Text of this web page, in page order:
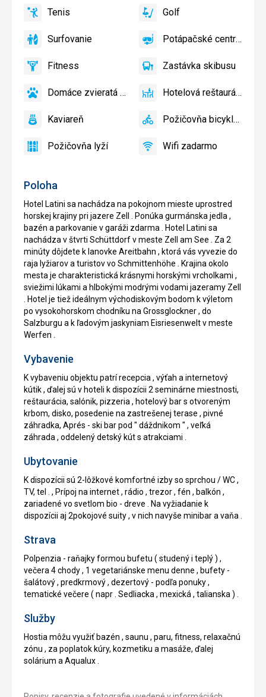
Poloha
Hotel Latini sa nachádza na pokojnom mieste uprostred
horskej krajiny pri jazere Zell . Ponúka gurmánska jedla ,
bazén a parkovanie v garáži zdarma . Hotel Latini sa
nachádza v štvrti Schüttdorf v meste Zell am See . Za 2
minúty dôjdete k lanovke Areitbahn , ktorá vás vyvezie do
raja lyžiarov a turistov vo Schmittenhöhe . Krajina okolo
mesta je charakteristická krásnymi horskými vrcholkami ,
sviežimi lúkami a hlbokými modrými vodami jazeramy Zell
. Hotel je tiež ideálnym východiskovým bodom k výletom
po vysokohorskom chodníku na Grossglockner , do
Salzburgu a k ľadovým jaskyniam Eisriesenwelt v meste
Werfen .
Vybavenie
K vybaveniu objektu patrí recepcia , výťah a internetový
kútik , ďalej sú v hoteli k dispozícii 2 seminárne miestnosti,
reštaurácia, salónik, pizzeria , hotelový bar s otvoreným
krbom, disko, posedenie na zastrešenej terase , pivné
záhradka, Aprés - ski bar pod " dáždnikom " , veľká
záhrada , oddelený detský kút s atrakciami .
Ubytovanie
K dispozícii sú 2-lôžkové komfortné izby so sprchou / WC ,
TV, tel . , Prípoj na internet , rádio , trezor , fén , balkón ,
zariadené vo svetlom bio - dreve . Na vyžiadanie k
dispozícii aj 2pokojové suity , v nich navyše minibar a vaňa .
Strava
Polpenzia - raňajky formou bufetu ( studený i teplý ) ,
večera 4 chody , 1 vegetariánske menu denne , bufety -
šalátový , predkrmový , dezertový - podľa ponuky ,
tematické večere ( napr . Sedliacka , mexická , talianska ) .
Služby
Hostia môžu využiť bazén , saunu , paru, fitness, relaxačnú
zónu , za poplatok kúry, kozmetiku a masáže, ďalej
solárium a Aqualux .
bazéne
Detské
TenisTenis
áno Golf Golf
áno
Surfovanie
Surfovanie
áno
Potápačské
Potápačské centrum
áno
FitnessFitness
áno
ZastávkaZastávka skibusu
áno
Domáce
povolené
Domáce zvieratá povolené
áno
HotelováHotelová reštaurácia
áno
KaviareňKaviareň
áno
Požičovňa
Požičovňa bicyklov
áno
Požičovňa
Požičovňa lyží
áno
Wifi
Wifi zadarmo
áno